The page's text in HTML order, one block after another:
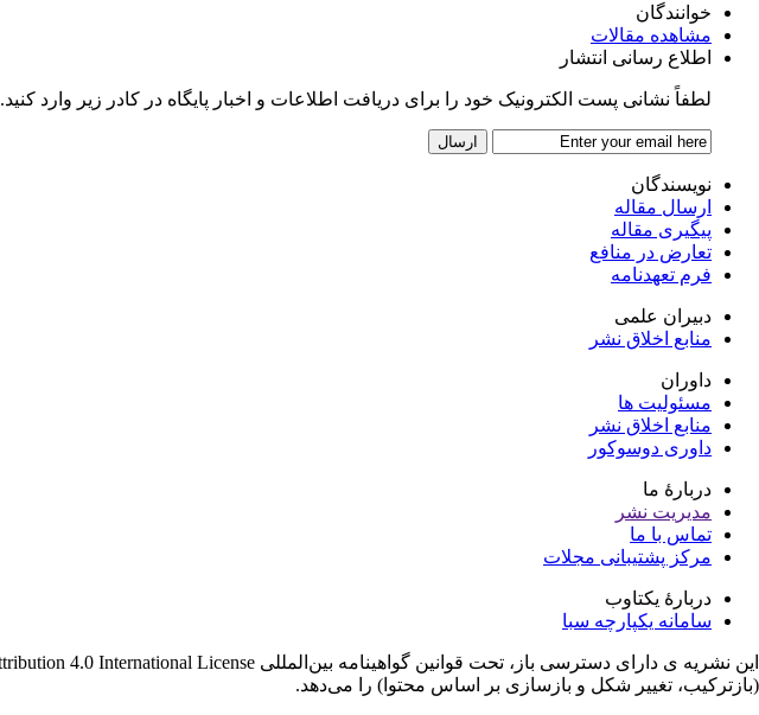
خوانندگان
مشاهده مقالات
اطلاع رسانی انتشار
لطفاً نشانی پست الکترونیک خود را برای دریافت اطلاعات و اخبار پایگاه در کادر زیر وارد کنید.
نویسندگان
ارسال مقاله
پیگیری مقاله
تعارض در منافع
فرم تعهدنامه
دبیران علمی
منابع اخلاق نشر
داوران
مسئولیت ها
منابع اخلاق نشر
داوری دوسوکور
دربارۀ ما
مدیریت نشر
تماس با ما
مرکز پشتیبانی مجلات
دربارۀ یکتاوب
سامانه یکپارچه سبا
(بازترکیب، تغییر شکل و بازسازی بر اساس محتوا) را می‌دهد.